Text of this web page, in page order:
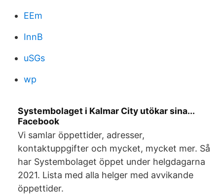
EEm
InnB
uSGs
wp
Systembolaget i Kalmar City utökar sina...
Facebook
Vi samlar öppettider, adresser,
kontaktuppgifter och mycket, mycket mer. Så
har Systembolaget öppet under helgdagarna
2021. Lista med alla helger med avvikande
öppettider.